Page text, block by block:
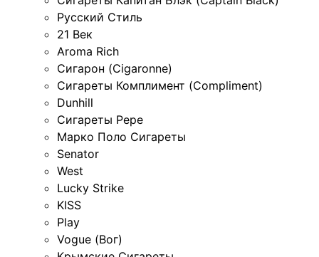
Русский Стиль
21 Век
Aroma Rich
Сигарон (Cigaronne)
Сигареты Комплимент (Compliment)
Dunhill
Сигареты Pepe
Марко Поло Сигареты
Senator
West
Lucky Strike
KISS
Play
Vogue (Вог)